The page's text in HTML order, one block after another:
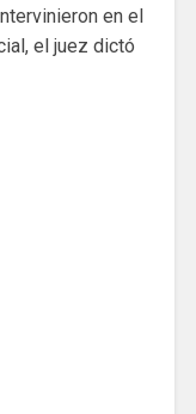
en el
el juez dictó